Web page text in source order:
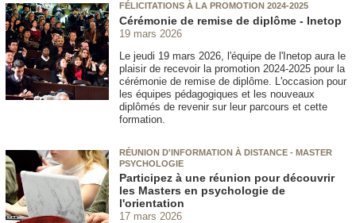
FÉLICITATIONS À LA PROMOTION 2024-2025
Cérémonie de remise de diplôme - Inetop
19 mars 2026
Le jeudi 19 mars 2026, l'équipe de l'Inetop aura le
plaisir de recevoir la promotion 2024-2025 pour la
cérémonie de remise de diplôme. L'occasion pour
les équipes pédagogiques et les nouveaux
diplômés de revenir sur leur parcours et cette
formation.
RÉUNION D'INFORMATION À DISTANCE - MASTER
PSYCHOLOGIE
Participez à une réunion pour découvrir
les Masters en psychologie de
l'orientation
17 mars 2026